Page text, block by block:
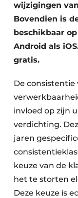
wijzigingen van
Bovendien is
beschikbaar
Android als
gratis.
De
invloed op zijn
verdichting.
jaren
keuze van de
het te storten
Deze keuze is